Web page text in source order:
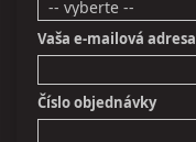
Vaša e-mailová adresa
Číslo objednávky